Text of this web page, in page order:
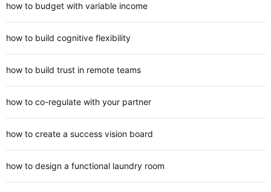
how to budget with variable income
how to build cognitive flexibility
how to build trust in remote teams
how to co-regulate with your partner
how to create a success vision board
how to design a functional laundry room